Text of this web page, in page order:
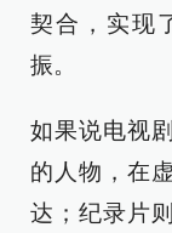
契合，实现
振。
如果说电视
的人物，在
达；纪录片